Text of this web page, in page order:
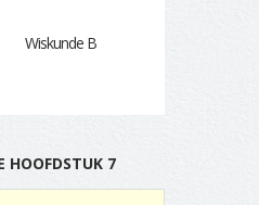
Wiskunde B
HOOFDSTUK 7